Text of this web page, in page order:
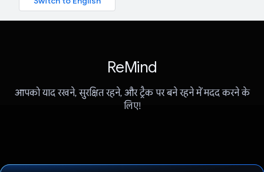
ReMind
आपको याद रखने, सुरक्षित रहने, और ट्रैक पर बने रहने में मदद करने के
लिए!